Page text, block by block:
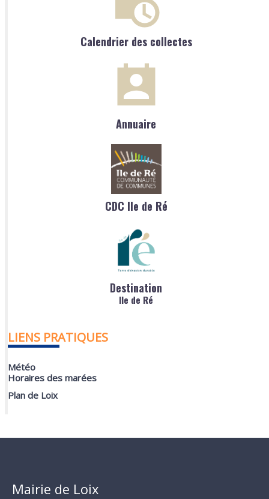
Calendrier des collectes
Annuaire
CDC Ile de Ré
Destination
Ile de Ré
LIENS PRATIQUES
Météo
Horaires des marées
Plan de Loix
Mairie de Loix